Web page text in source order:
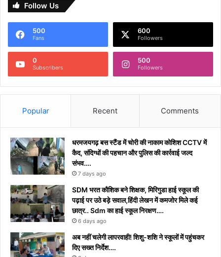
Follow Us
500
Fans
600
Followers
0
Subscribers
500
Followers
Popular Recent Comments
धरमजयगढ़ बस स्टैंड में चोरी की नाकाम कोशिश CCTV में
कैद, संदिग्धों की पहचान और पुलिस की कार्रवाई जल्द
संभव….
7 days ago
​SDM भरत कौशिक बने शिक्षक, मिरिगुडा हाई स्कूल की
पढ़ाई पर उठे बड़े सवाल,हिंदी लेखन में कमजोर मिले कई
छात्र.. Sdm का हाई स्कूल निरक्षण….
6 days ago
अब नहीं चलेगी लापरवाही! शिशु-शशि ने स्कूलों में पहुंचकर
दिए सख्त निर्देश….